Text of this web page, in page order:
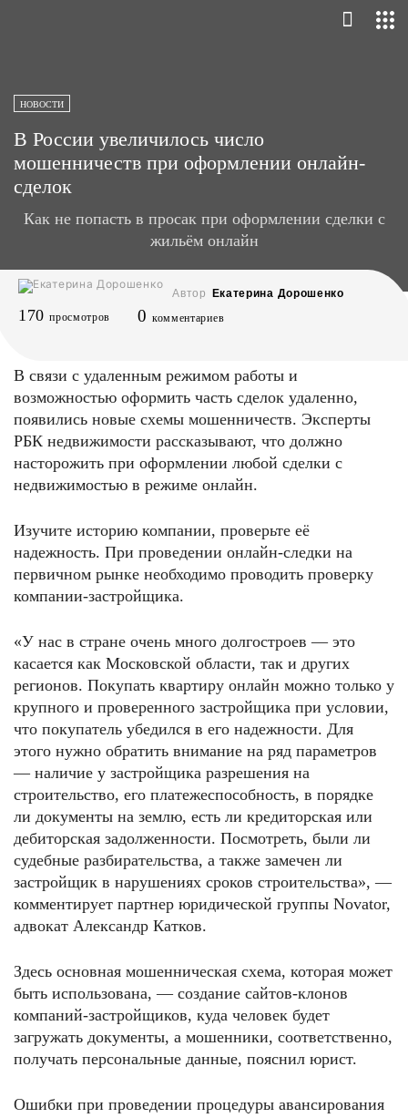
НОВОСТИ
В России увеличилось число
мошенничеств при оформлении онлайн-
сделок
Как не попасть в просак при оформлении сделки с
жильём онлайн
Автор Екатерина Дорошенко
170 просмотров 0 комментариев
В связи с удаленным режимом работы и
возможностью оформить часть сделок удаленно,
появились новые схемы мошенничеств. Эксперты
РБК недвижимости рассказывают, что должно
насторожить при оформлении любой сделки с
недвижимостью в режиме онлайн.
Изучите историю компании, проверьте её
надежность. При проведении онлайн-следки на
первичном рынке необходимо проводить проверку
компании-застройщика.
«У нас в стране очень много долгостроев — это
касается как Московской области, так и других
регионов. Покупать квартиру онлайн можно только у
крупного и проверенного застройщика при условии,
что покупатель убедился в его надежности. Для
этого нужно обратить внимание на ряд параметров
— наличие у застройщика разрешения на
строительство, его платежеспособность, в порядке
ли документы на землю, есть ли кредиторская или
дебиторская задолженности. Посмотреть, были ли
судебные разбирательства, а также замечен ли
застройщик в нарушениях сроков строительства», —
комментирует партнер юридической группы Novator,
адвокат Александр Катков.
Здесь основная мошенническая схема, которая может
быть использована, — создание сайтов-клонов
компаний-застройщиков, куда человек будет
загружать документы, а мошенники, соответственно,
получать персональные данные, пояснил юрист.
Ошибки при проведении процедуры авансирования